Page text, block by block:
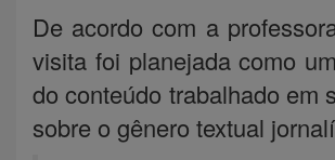
De acordo com a
visita foi planejada como
do conteúdo trabalhado em
sobre o gênero textual